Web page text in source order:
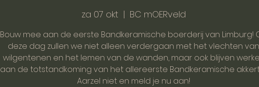
za 07 okt
  |
BC mOERveld
Bouw mee aan de eerste Bandkeramische boerderij van Limburg!
deze dag zullen we niet alleen verdergaan met het vlechten van
wilgentenen en het lemen van de wanden, maar ook blijven
aan de totstandkoming van het allereerste Bandkeramische
Aarzel niet en meld je nu aan!